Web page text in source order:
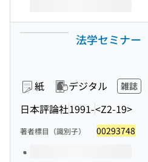
法学セミナー
紙 デジタル 雑誌
日本評論社1991-<Z2-19>
著者標目（識別子） 00293748
このタイトルの巻号